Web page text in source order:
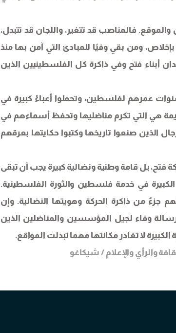
فالمناصب قد تتغير، واللجان قد تتبدل،
ومن بقي وفيًا للمبادئ التي آمن بها منذ
أبناء فتح وفي ذاكرة كل الفلسطينيين الذين
عمرهم لفلسطين، وتحملوا أعباءً كبيرة في
هي التي تكرم مناضليها وتحفظ أسماءهم في
الذين صنعوا تاريخها وكتبوا حكايتها بعرقهم
فتح، بل قامة وطنية ونضالية كبيرة يجب أن تبقى
الكبيرة في خدمة فلسطين والثورة الفلسطينية.
جزءٌ من ذاكرة الحركة وهويتها النضالية. وإن
وفاء لجيل المؤسسين والمناضلين الذين
لا تغادر مكانتها مهما تبدلت المواقع.
والرأي والإعلام / شيكاغو